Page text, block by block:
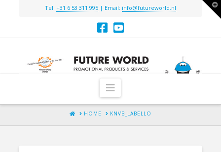
Tel: +31 6 53 311 995| Email: info@futureworld.nl
Navigation
HOMEHOME KNVB_LABELLO